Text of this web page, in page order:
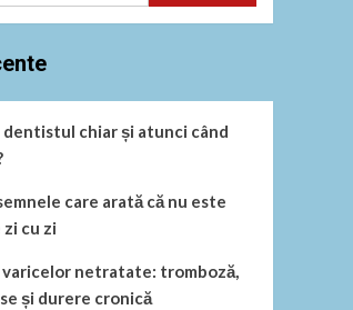
dentistul chiar și atunci când
care arată că nu este
cu zi
varicelor netratate: tromboză,
și durere cronică